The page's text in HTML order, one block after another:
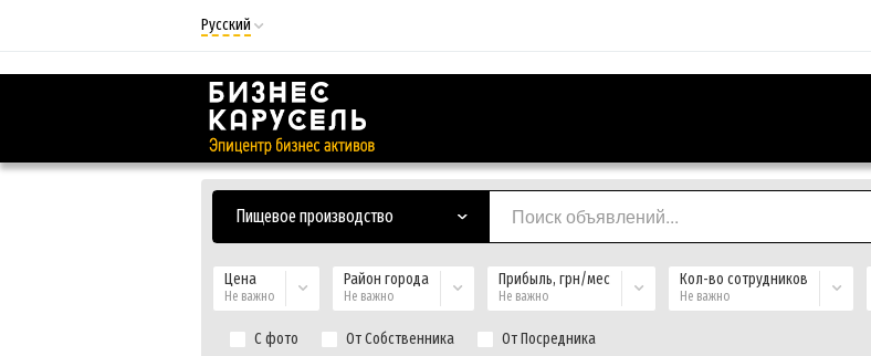
Русский
Русский
Українська
Пищевое производство
Цена
Не важно
Район города
Не важно
Прибыль, грн/мес
Не важно
Кол-во сотрудников
Не важно
С фото От Собственника От Посредника